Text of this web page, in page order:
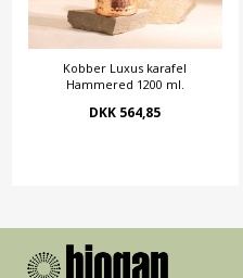
Kobber Luxus karafel
Hammered 1200 ml.
DKK 564,85